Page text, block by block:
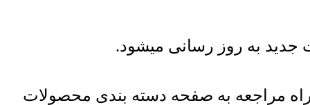
مراجعه به صفحه دسته بندی محصولات